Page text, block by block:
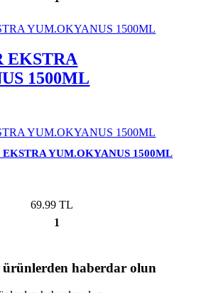
EKSTRA
1500ML
YUM.OKYANUS 1500ML
69.99 TL
1
haberdar olun